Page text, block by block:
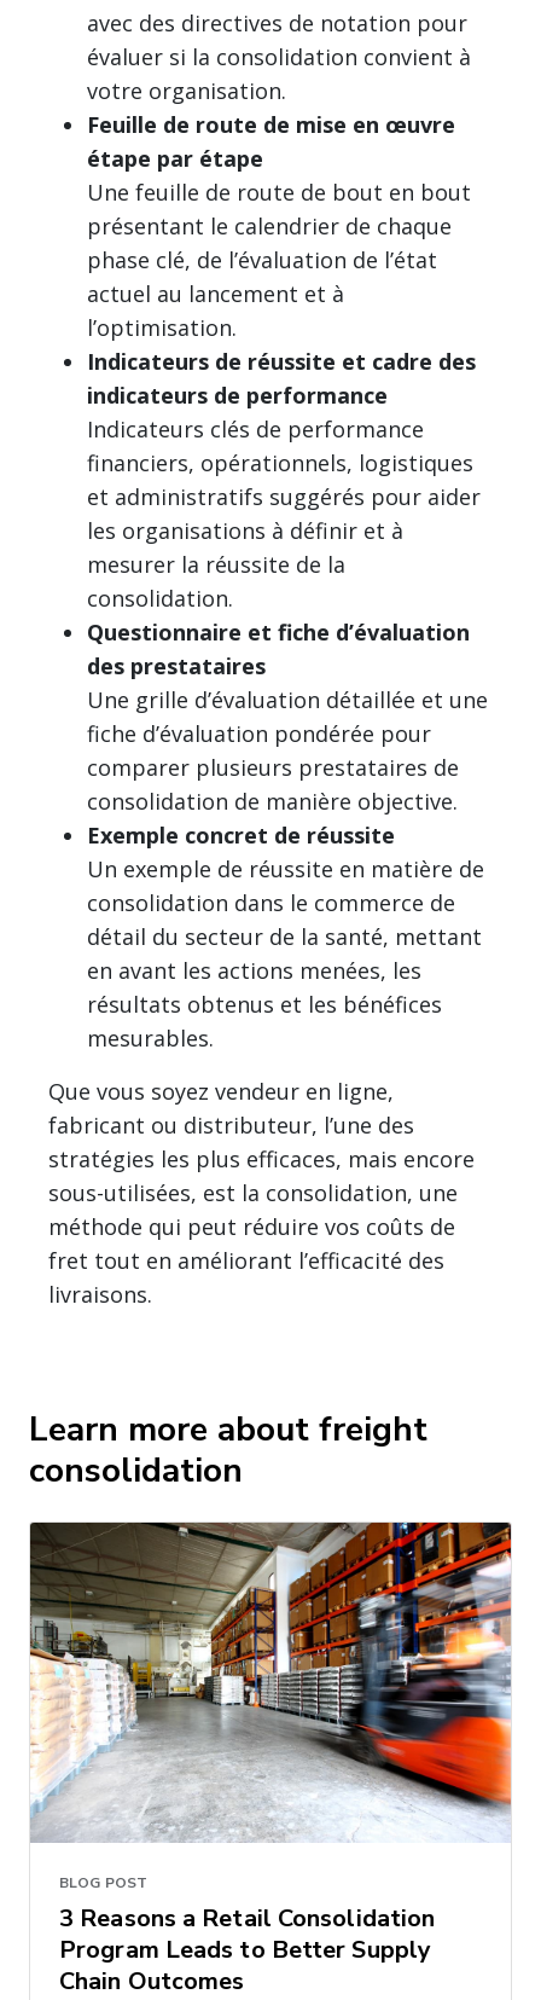
avec des directives de notation pour
évaluer si la consolidation convient à
votre organisation.
Feuille de route de mise en œuvre
étape par étape
Une feuille de route de bout en bout
présentant le calendrier de chaque
phase clé, de l’évaluation de l’état
actuel au lancement et à
l’optimisation.
Indicateurs de réussite et cadre des
indicateurs de performance
Indicateurs clés de performance
financiers, opérationnels, logistiques
et administratifs suggérés pour aider
les organisations à définir et à
mesurer la réussite de la
consolidation.
Questionnaire et fiche d’évaluation
des prestataires
Une grille d’évaluation détaillée et une
fiche d’évaluation pondérée pour
comparer plusieurs prestataires de
consolidation de manière objective.
Exemple concret de réussite
Un exemple de réussite en matière de
consolidation dans le commerce de
détail du secteur de la santé, mettant
en avant les actions menées, les
résultats obtenus et les bénéfices
mesurables.
Que vous soyez vendeur en ligne,
fabricant ou distributeur, l’une des
stratégies les plus efficaces, mais encore
sous-utilisées, est la consolidation, une
méthode qui peut réduire vos coûts de
fret tout en améliorant l’efficacité des
livraisons.
Learn more about freight
consolidation
BLOG POST
3 Reasons a Retail Consolidation
Program Leads to Better Supply
Chain Outcomes